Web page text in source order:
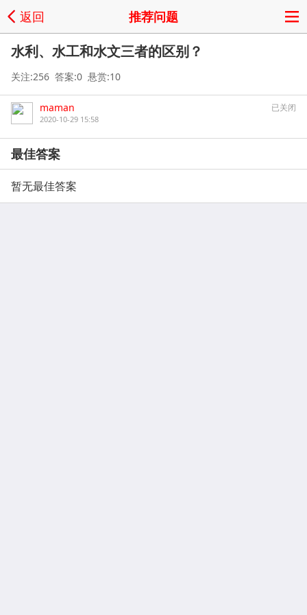
返回 推荐问题
水利、水工和水文三者的区别？
关注:256 答案:0 悬赏:10
已关闭
maman
2020-10-29 15:58
最佳答案
暂无最佳答案